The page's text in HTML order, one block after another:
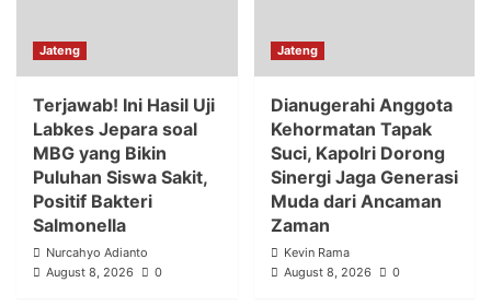
Jateng
Terjawab! Ini Hasil Uji
Labkes Jepara soal
MBG yang Bikin
Puluhan Siswa Sakit,
Positif Bakteri
Salmonella
Nurcahyo Adianto
August 8, 2026
0
Jateng
Dianugerahi Anggota
Kehormatan Tapak
Suci, Kapolri Dorong
Sinergi Jaga Generasi
Muda dari Ancaman
Zaman
Kevin Rama
August 8, 2026
0